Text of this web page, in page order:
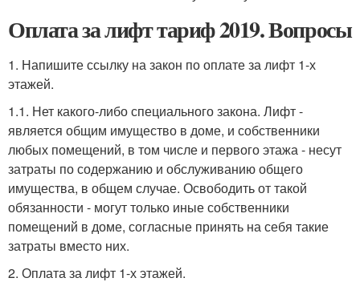
Оплата за лифт тариф 2019. Вопросы
1. Напишите ссылку на закон по оплате за лифт 1-х
этажей.
1.1. Нет какого-либо специального закона. Лифт -
является общим имущество в доме, и собственники
любых помещений, в том числе и первого этажа - несут
затраты по содержанию и обслуживанию общего
имущества, в общем случае. Освободить от такой
обязанности - могут только иные собственники
помещений в доме, согласные принять на себя такие
затраты вместо них.
2. Оплата за лифт 1-х этажей.